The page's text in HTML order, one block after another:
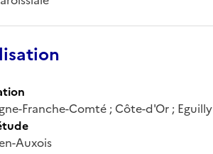
Franche-Comté ; Côte-d'Or ; Eguilly
Auxois